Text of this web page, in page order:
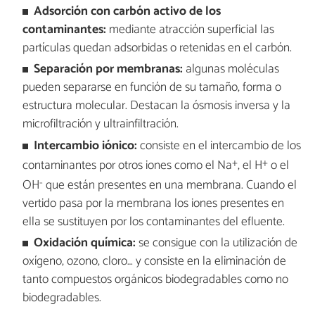
Adsorción con carbón activo de los
contaminantes: mediante atracción superficial las
partículas quedan adsorbidas o retenidas en el carbón.
Separación por membranas: algunas moléculas
pueden separarse en función de su tamaño, forma o
estructura molecular. Destacan la ósmosis inversa y la
microfiltración y ultrainfiltración.
Intercambio iónico:consiste en el intercambio de los
contaminantes por otros iones como el Na+, el H+o el
OH- que están presentes en una membrana. Cuando el
vertido pasa por la membrana los iones presentes en
ella se sustituyen por los contaminantes del efluente.
Oxidación química:se consigue con la utilización de
oxígeno, ozono, cloro… y consiste en la eliminación de
tanto compuestos orgánicos biodegradables como no
biodegradables.